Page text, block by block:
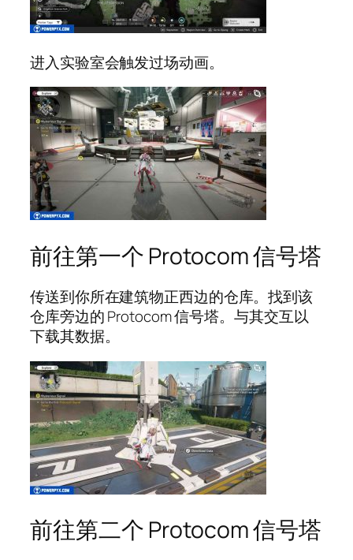
进入实验室会触发过场动画。
前往第一个 Protocom 信号塔
传送到你所在建筑物正西边的仓库。找到该
仓库旁边的 Protocom 信号塔。与其交互以
下载其数据。
前往第二个 Protocom 信号塔